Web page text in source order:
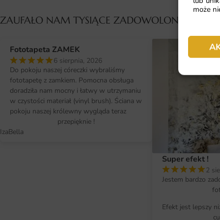
może
ZAUFAŁO NAM TYSIĄCE ZADOWOLONYCH
Fototapeta ZAMEK
6 sierpnia, 2026
Do pokoju naszej córeczki wybraliśmy
fototapetę z zamkiem. Pomocna obsługa
doradziła nam mocny i łatwy w utrzymaniu
w czystości materiał (vinyl brush). Ściana w
pokoju naszej królewny wygląda teraz
przepięknie !
IzaBella
Super efekt !
2
Jestem bardzo
Efekt jest lepszy